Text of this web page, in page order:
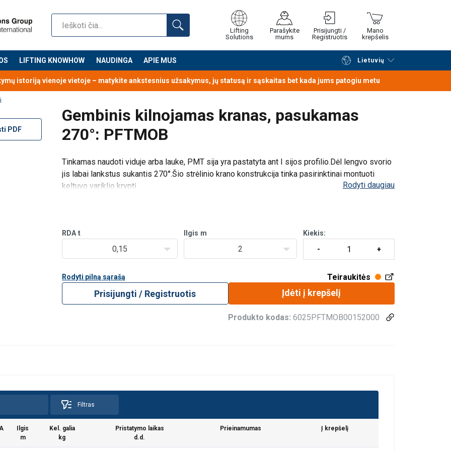
Lifting
Solutions
Parašykite
mums
Prisijungti /
Registruotis
Mano
krepšelis
LIFTING KNOWHOW NAUDINGA APIE MUS Lietuvių
Tęsti naršymą Tęsti pirkimą
istoriją vienoje vietoje – matykite ankstesnius užsakymus, jų statusą ir sąskaitas bet kada jums patogiu metu
Gembinis kilnojamas kranas, pasukamas
270°: PFTMOB
PDF
Tinkamas naudoti viduje arba lauke, PMT sija yra pastatyta ant I sijos profilio. Dėl lengvo svorio
jis labai lankstus sukantis 270°.Šio strėlinio krano konstrukcija tinka pasirinktinai montuoti
keltuvo variklio kryptį.
Rodyti daugiau
RDA t
0,15
Ilgis m
2
Kiekis:
Rodyti pilną sąrašą Teiraukitės
Prisijungti / Registruotis Įdėti į krepšelį
Produkto kodas: 6025PFTMOB00152000
Filtras
Ilgis
m
Kel. galia
kg
Pristatymo laikas
d.d.
Prieinamumas Į krepšelį
variklio kryptį.
betono bloko.Perkėlimas gali būti atliekamas važiuojančiu kranu (transportavimo ratukais) arba
arba reguliuojami.
LITHUANIAN
slapukus